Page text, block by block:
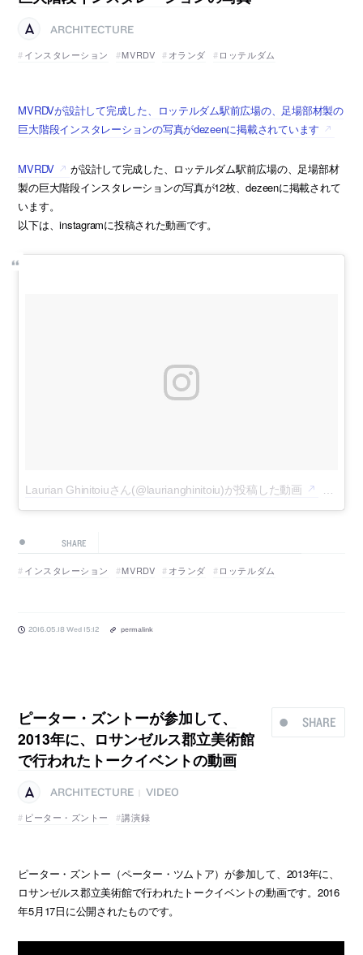
ARCHITECTURE
インスタレーション
MVRDV オランダ ロッテルダム
MVRDVが設計して完成した、ロッテルダム駅前広場の、足場部材製の
巨大階段インスタレーションの写真がdezeenに掲載されています
MVRDV
が設計して完成した、ロッテルダム駅前広場の、足場部材
製の巨大階段インスタレーションの写真が12枚、dezeenに掲載されて
います。
以下は、instagramに投稿された動画です。
Laurian Ghinitoiuさん(@laurianghinitoiu)が投稿した動画
SHARE
インスタレーション MVRDV オランダ ロッテルダム
2016.05.18 Wed 15:12 permalink
SHARE
ピーター・ズントーが参加して、
2013年に、ロサンゼルス郡立美術館
で行われたトークイベントの動画
ARCHITECTURE
VIDEO
ピーター・ズントー
講演録
ピーター・ズントー（ペーター・ツムトア）が参加して、2013年に、
ロサンゼルス郡立美術館で行われたトークイベントの動画です。2016
年5月17日に公開されたものです。